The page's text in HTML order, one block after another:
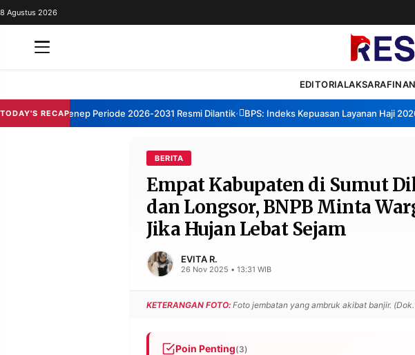
REDAKSI
8 Agustus 2026
EDITORIALAKSARA
TODAY'S RECAP
TBM Sumenep Periode 2026-2031 Resmi Dilantik• BPS: Indeks Kepuasan Layanan Haji 2026
BERITA
Empat Kabupaten di Sumut
dan Longsor, BNPB Minta
Jika Hujan Lebat Sejam
EVITA R.
26 Nov 2025 • 13:31 WIB
KETERANGAN FOTO: Foto jembatan yang ambruk akibat banjir.
Poin Penting(3)